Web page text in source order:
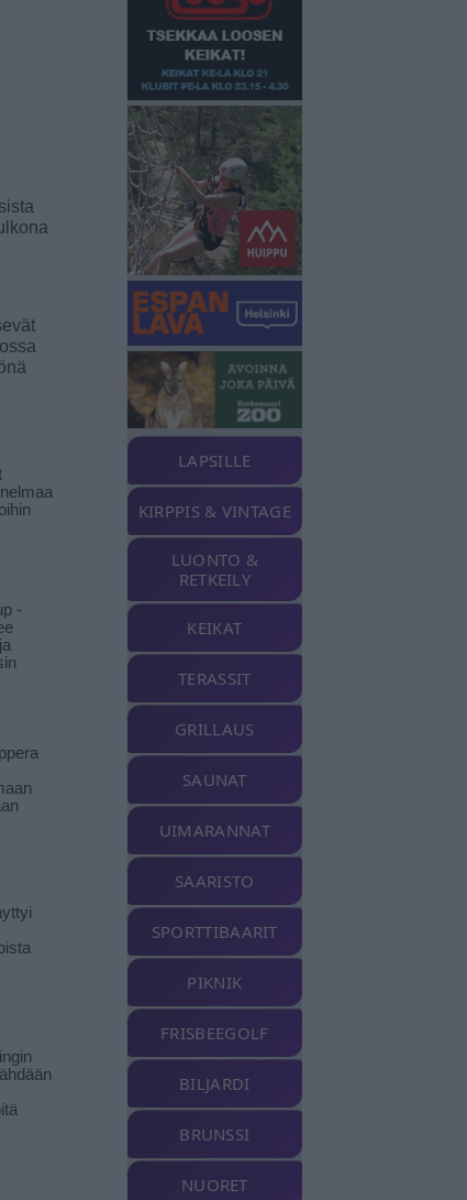
-
LAPSILLE
KIRPPIS & VINTAGE
LUONTO &
RETKEILY
KEIKAT
TERASSIT
GRILLAUS
SAUNAT
UIMARANNAT
SAARISTO
SPORTTIBAARIT
PIKNIK
FRISBEEGOLF
BILJARDI
BRUNSSI
NUORET